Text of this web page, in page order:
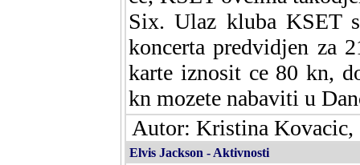
Six. Ulaz kluba KSET
koncerta predvidjen za
karte iznosit ce 80 kn,
kn mozete nabaviti u
Autor: Kristina Kovacic,
Elvis Jackson - Aktivnosti